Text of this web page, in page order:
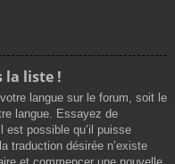
la liste !
langue sur le forum, soit le
langue. Essayez de
est possible qu’il puisse
traduction désirée n’existe